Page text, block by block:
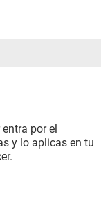
por el
y lo aplicas en tu